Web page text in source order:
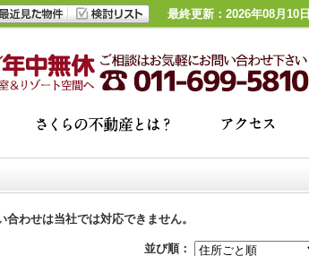
最終更新：2026年08月10日
わせは当社では対応できません。
並び順：